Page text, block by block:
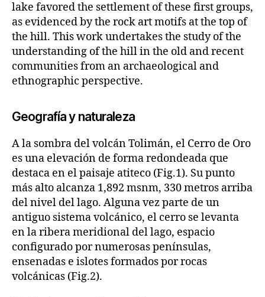
lake favored the settlement of these first groups,
as evidenced by the rock art motifs at the top of
the hill. This work undertakes the study of the
understanding of the hill in the old and recent
communities from an archaeological and
ethnographic perspective.
Geografía y naturaleza
A la sombra del volcán Tolimán, el Cerro de Oro
es una elevación de forma redondeada que
destaca en el paisaje atiteco (Fig.1). Su punto
más alto alcanza 1,892 msnm, 330 metros arriba
del nivel del lago. Alguna vez parte de un
antiguo sistema volcánico, el cerro se levanta
en la ribera meridional del lago, espacio
configurado por numerosas penínsulas,
ensenadas e islotes formados por rocas
volcánicas (Fig.2).